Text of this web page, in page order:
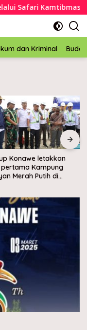
Safari Kamtibmas
dan Kriminal
Bupati Konawe dorong
pengelolaan sampah
berbasis ekonomi